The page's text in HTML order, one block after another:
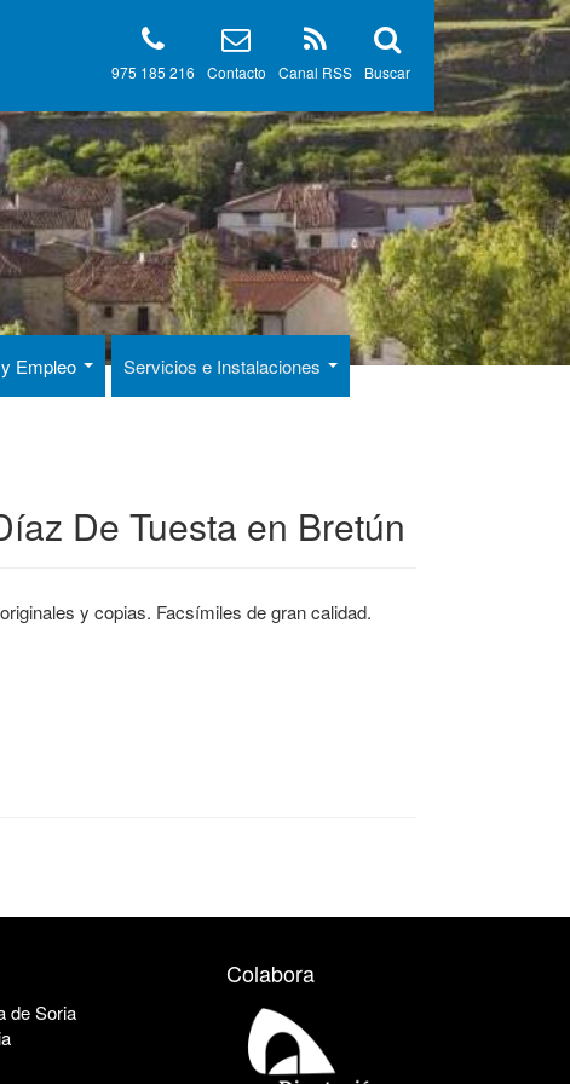
Buscar
Canal RSS
Contacto
975 185 216
Empleo Servicios e Instalaciones
De Tuesta en Bretún
y copias. Facsímiles de gran calidad.
de Soria
Colabora